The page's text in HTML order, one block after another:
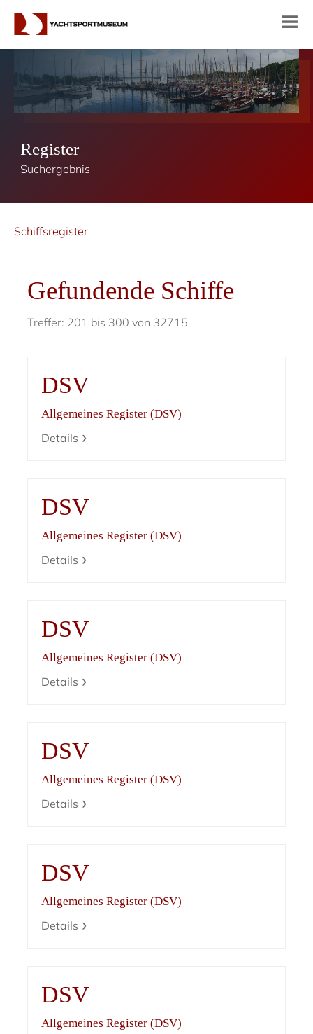
Register
Suchergebnis
Schiffsregister
Gefundende Schiffe
Treffer: 201 bis 300 von 32715
DSV
Allgemeines Register (DSV)
Details
DSV
Allgemeines Register (DSV)
Details
DSV
Allgemeines Register (DSV)
Details
DSV
Allgemeines Register (DSV)
Details
DSV
Allgemeines Register (DSV)
Details
DSV
Allgemeines Register (DSV)